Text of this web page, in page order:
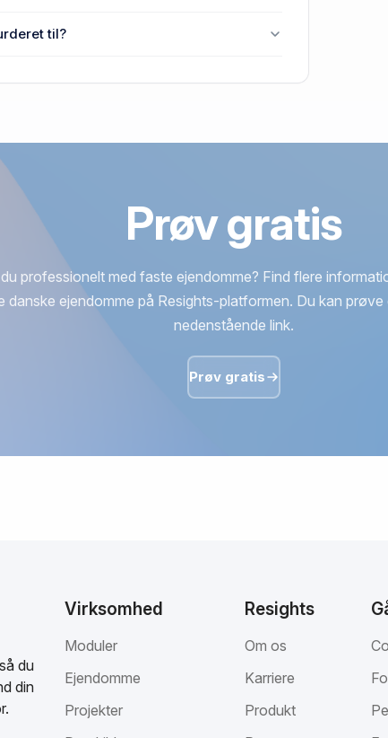
til?
Prøv gratis
professionelt med faste ejendomme? Find flere
danske ejendomme på Resights-platformen. Du kan prøve
nedenstående link.
Prøv gratis
du
din
Virksomhed
Moduler
Ejendomme
Projekter
Resights
Om os
Karriere
Produkt